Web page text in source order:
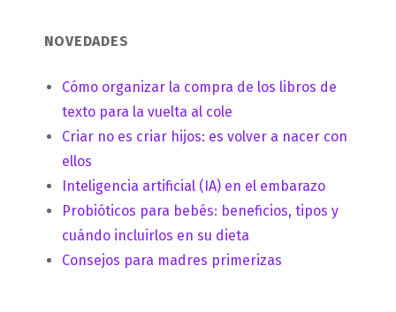
NOVEDADES
Cómo organizar la compra de los libros de
texto para la vuelta al cole
Criar no es criar hijos: es volver a nacer con
ellos
Inteligencia artificial (IA) en el embarazo
Probióticos para bebés: beneficios, tipos y
cuándo incluirlos en su dieta
Consejos para madres primerizas